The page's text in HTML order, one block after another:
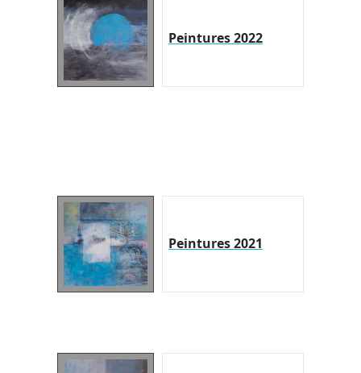
Peintures 2022
Peintures 2021